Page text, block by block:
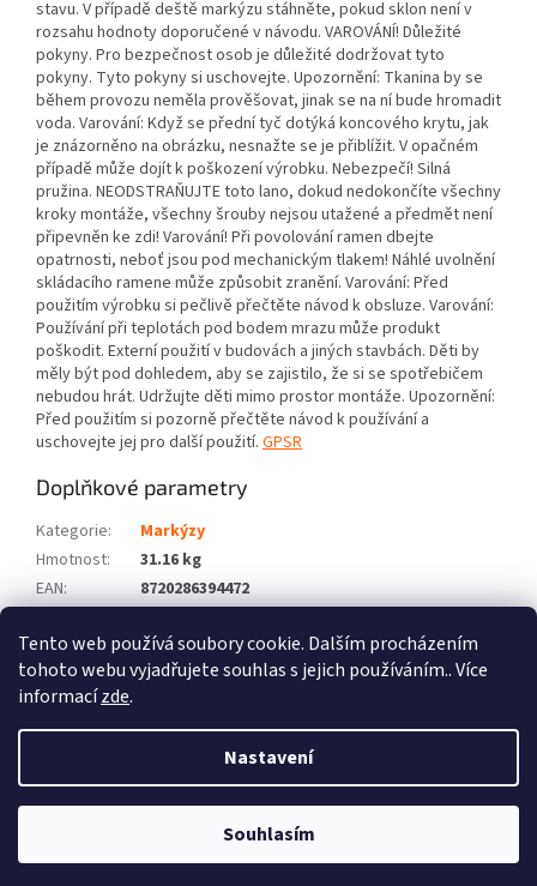
Tento web používá soubory cookie. Dalším procházením
tohoto webu vyjadřujete souhlas s jejich používáním.. Více
informacízde.
Nastavení
Souhlasím
stavu. V případě deště markýzu stáhněte, pokud sklon není v
rozsahu hodnoty doporučené v návodu. VAROVÁNÍ! Důležité
pokyny. Pro bezpečnost osob je důležité dodržovat tyto
pokyny. Tyto pokyny si uschovejte. Upozornění: Tkanina by se
během provozu neměla prověšovat, jinak se na ní bude hromadit
voda. Varování: Když se přední tyč dotýká koncového krytu, jak
je znázorněno na obrázku, nesnažte se je přiblížit. V opačném
případě může dojít k poškození výrobku. Nebezpečí! Silná
pružina. NEODSTRAŇUJTE toto lano, dokud nedokončíte všechny
kroky montáže, všechny šrouby nejsou utažené a předmět není
připevněn ke zdi! Varování! Při povolování ramen dbejte
opatrnosti, neboť jsou pod mechanickým tlakem! Náhlé uvolnění
skládacího ramene může způsobit zranění. Varování: Před
použitím výrobku si pečlivě přečtěte návod k obsluze. Varování:
Používání při teplotách pod bodem mrazu může produkt
poškodit. Externí použití v budovách a jiných stavbách. Děti by
měly být pod dohledem, aby se zajistilo, že si se spotřebičem
nebudou hrát. Udržujte děti mimo prostor montáže. Upozornění:
Před použitím si pozorně přečtěte návod k používání a
uschovejte jej pro další použití. GPSR
Doplňkové parametry
Kategorie:
Markýzy
Hmotnost:
31.16 kg
EAN:
8720286394472
Počet balíků: 2
Vytvořil Shoptet
Zboží XL. Všechna práva vyhrazena.